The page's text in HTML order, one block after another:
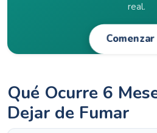
real.
Qué Ocurre 6
Dejar de Fumar